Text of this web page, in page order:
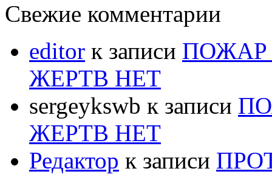
Свежие комментарии
editor к записи ПОЖАР
ЖЕРТВ НЕТ
sergeykswb к записи
ЖЕРТВ НЕТ
Редактор к записи